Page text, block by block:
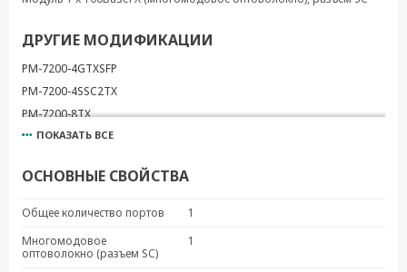
ДРУГИЕ МОДИФИКАЦИИ
PM-7200-4GTXSFP
PM-7200-4SSC2TX
PM-7200-8TX
PM-7200-2GTXSFP
PM-7200-6MST
PM-7200-4MSC2TX
PM-7200-2MSC4TX
ПОКАЗАТЬ ВСЕ
ОСНОВНЫЕ СВОЙСТВА
Общее количество портов
1
Многомодовое
оптоволокно (разъем SC)
1